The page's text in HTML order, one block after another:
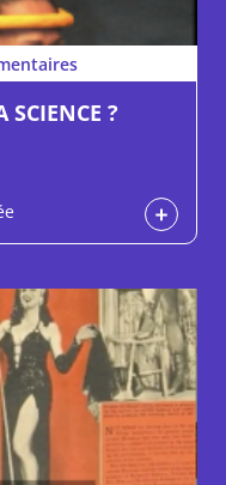
SCIENCE ?